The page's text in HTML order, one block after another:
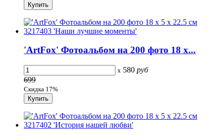
'ArtFox' Фотоальбом на 200 фото 18 х...
x 580 руб
699
Скидка 17%